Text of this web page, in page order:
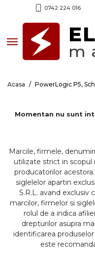
0742 224 016
Toggle navigation
Acasa PowerLogic P5,
Momentan nu sunt
Marcile, firmele,
utilizate strict in scopul
producatorilor
siglelelor apartin
S.R.L. avand
marcilor, firmelor si
rolul de a indica
drepturilor asupra
identificarea
este